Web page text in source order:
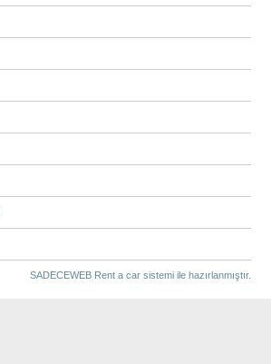
SADECEWEB Rent a carsistemi ile hazırlanmıştır.